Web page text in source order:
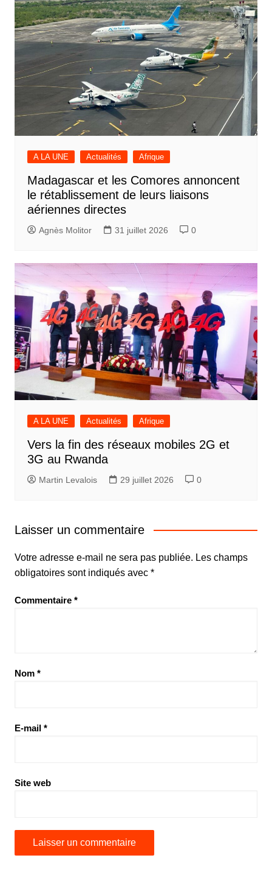
A LA UNE Actualités Afrique
Madagascar et les Comores annoncent
le rétablissement de leurs liaisons
aériennes directes
Agnès Molitor 31 juillet 2026 0
A LA UNE Actualités Afrique
Vers la fin des réseaux mobiles 2G et
3G au Rwanda
Martin Levalois 29 juillet 2026 0
Laisser un commentaire
Votre adresse e-mail ne sera pas publiée. Les champs
obligatoires sont indiqués avec *
Commentaire *
Nom *
E-mail *
Site web